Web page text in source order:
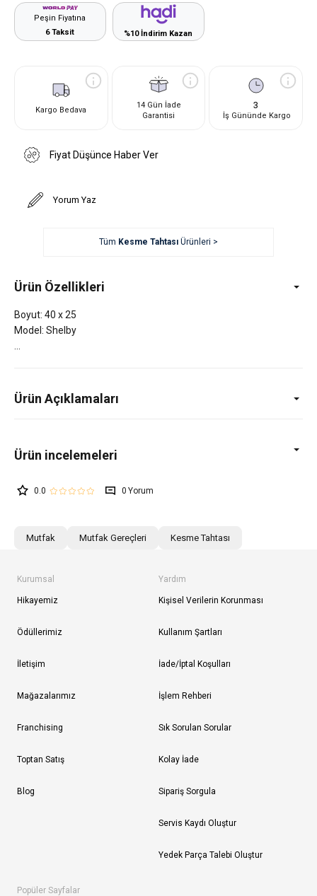
Peşin Fiyatına
6 Taksit
%10 İndirim Kazan
Kargo Bedava
14 Gün İade
Garantisi
3
İş Gününde Kargo
Fiyat Düşünce Haber Ver
Yorum Yaz
Tüm Kesme TahtasıÜrünleri >
Ürün Özellikleri
Boyut: 40 x 25
Model: Shelby
Ürün Açıklamaları
0.0 0
Mutfak Mutfak Gereçleri Kesme Tahtası
Kurumsal
Hikayemiz
Ödüllerimiz
İletişim
Mağazalarımız
Franchising
Toptan Satış
Blog
Yardım
Kişisel Verilerin Korunması
Kullanım Şartları
İade/İptal Koşulları
İşlem Rehberi
Sık Sorulan Sorular
Kolay İade
Sipariş Sorgula
Servis Kaydı Oluştur
Yedek Parça Talebi Oluştur
Popüler Sayfalar